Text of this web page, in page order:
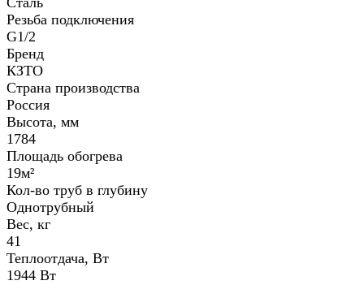
Резьба подключения
G1/2
Бренд
КЗТО
Страна производства
Россия
Высота, мм
1784
Площадь обогрева
19м²
Кол-во труб в глубину
Однотрубный
Вес, кг
41
Теплоотдача, Вт
1944 Вт